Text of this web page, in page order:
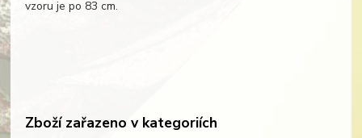
vzoru je po 83 cm.
Zboží zařazeno v kategoriích